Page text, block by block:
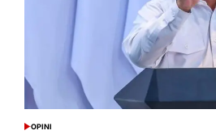
POSTED
OPINI